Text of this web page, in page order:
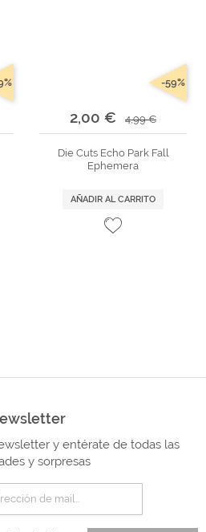
2,00 € 4,99 €
-59%
Die Cuts Echo Park Fall
Ephemera
AÑADIR AL CARRITO
y entérate de todas las
y sorpresas